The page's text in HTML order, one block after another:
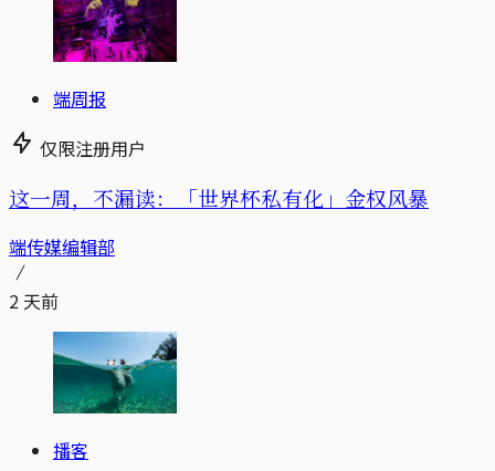
端周报
仅限注册用户
这一周，不漏读：「世界杯私有化」金权风暴
端传媒编辑部
2 天前
播客